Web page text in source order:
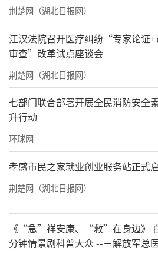
场地面积441.85平方米，由
成，由美团乐活古镇和昆山
景区带动的爱心用户共同捐
第一座、全国第1391座美团
荆楚网（湖北日报网）
江汉法院召开医疗纠纷“专家论证+
审查”改革试点座谈会
荆楚网（湖北日报网）
七部门联合部署开展全民消防安全
升行动
环球网
孝感市民之家就业创业服务站正式
荆楚网（湖北日报网）
《“急”祥安康、“救”在身边》
分钟情景剧科普大众 --－解放军总